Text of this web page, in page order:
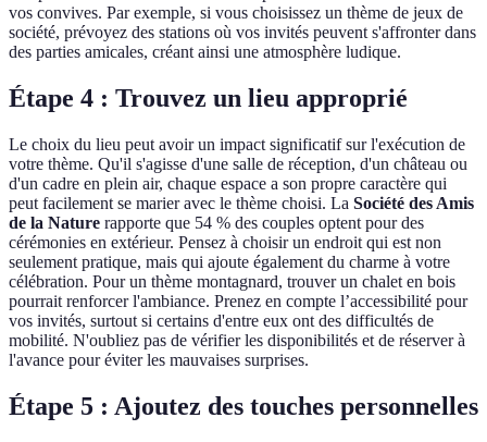
vos convives. Par exemple, si vous choisissez un thème de jeux de
société, prévoyez des stations où vos invités peuvent s'affronter dans
des parties amicales, créant ainsi une atmosphère ludique.
Étape 4 : Trouvez un lieu approprié
Le choix du lieu peut avoir un impact significatif sur l'exécution de
votre thème. Qu'il s'agisse d'une salle de réception, d'un château ou
d'un cadre en plein air, chaque espace a son propre caractère qui
peut facilement se marier avec le thème choisi. La Société des Amis
de la Nature rapporte que 54 % des couples optent pour des
cérémonies en extérieur. Pensez à choisir un endroit qui est non
seulement pratique, mais qui ajoute également du charme à votre
célébration. Pour un thème montagnard, trouver un chalet en bois
pourrait renforcer l'ambiance. Prenez en compte l’accessibilité pour
vos invités, surtout si certains d'entre eux ont des difficultés de
mobilité. N'oubliez pas de vérifier les disponibilités et de réserver à
l'avance pour éviter les mauvaises surprises.
Étape 5 : Ajoutez des touches personnelles